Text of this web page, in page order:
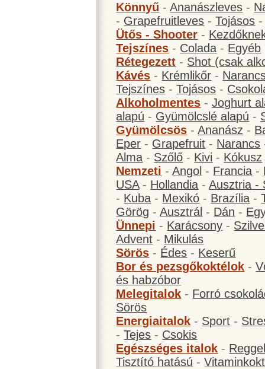
Könnyű -Ananászleves -
- Grapefruitleves -Tojásos
Ütős - Shooter -
Tejszínes - Colada - Egyéb
Rétegezett - Shot (csak
Kávés - Krémlikőr -
Tejszínes -Tojásos -
Alkoholmentes -Joghurt
alapú - Gyümölcslé alapú -
Gyümölcsös -Ananász -
Eper - Grapefruit - Narancs
Alma - Szőlő - Kivi - Kókusz
Nemzeti -Angol - Francia -
USA- Hollandia -Ausztria -
- Kuba - Mexikó - Brazília -
Görög -Ausztrál - Dán -
Ünnepi - Karácsony -
Advent - Mikulás
Sörös - Édes - Keserű
Bor és pezsgőkoktélok -
és habzóbor
Melegitalok - Forró
Sörös
Energiaitalok - Sport -
-Tejes - Csokis
Egészséges italok -
Tisztító hatású -